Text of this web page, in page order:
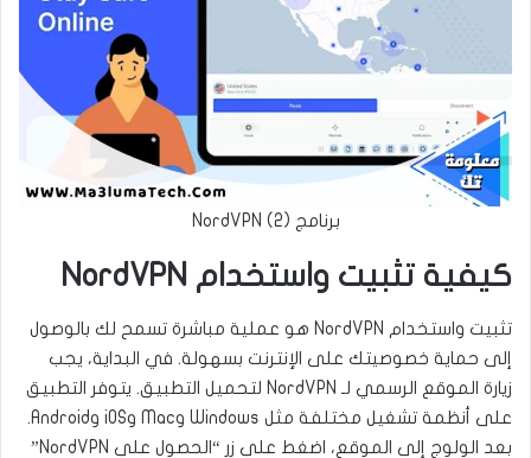
برنامج NordVPN (2)
كيفية تثبيت واستخدام NordVPN
تثبيت واستخدام NordVPN هو عملية مباشرة تسمح لك بالوصول
إلى حماية خصوصيتك على الإنترنت بسهولة. في البداية، يجب
زيارة الموقع الرسمي لـ NordVPN لتحميل التطبيق. يتوفر التطبيق
على أنظمة تشغيل مختلفة مثل Windows وMac وiOS وAndroid.
بعد الولوج إلى الموقع، اضغط على زر “الحصول على NordVPN”